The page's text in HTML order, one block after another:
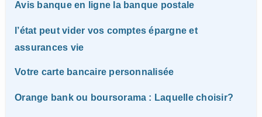
Avis banque en ligne la banque postale
l’état peut vider vos comptes épargne et
assurances vie
Votre carte bancaire personnalisée
Orange bank ou boursorama : Laquelle choisir?